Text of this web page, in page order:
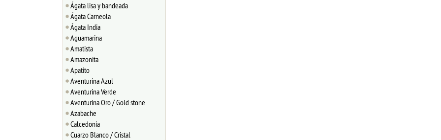
Ágata lisa y bandeada
Ágata Carneola
Ágata India
Aguamarina
Amatista
Amazonita
Apatito
Aventurina Azul
Aventurina Verde
Aventurina Oro / Gold stone
Azabache
Calcedonia
Cuarzo Blanco / Cristal